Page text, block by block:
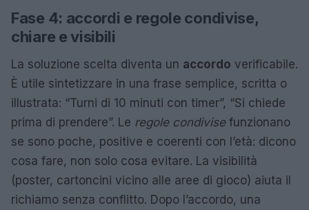
Fase 4: accordi e regole condivise,
chiare e visibili
La soluzione scelta diventa un accordo verificabile.
È utile sintetizzare in una frase semplice, scritta o
illustrata: “Turni di 10 minuti con timer”, “Si chiede
prima di prendere”. Le regole condivisefunzionano
se sono poche, positive e coerenti con l’età: dicono
cosa fare, non solo cosa evitare. La visibilità
(poster, cartoncini vicino alle aree di gioco) aiuta il
richiamo senza conflitto. Dopo l’accordo, una